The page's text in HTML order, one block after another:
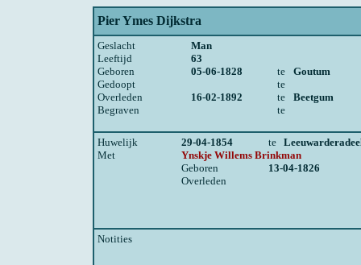
Pier Ymes Dijkstra
Geslacht
Man
Leeftijd
63
Geboren
05-06-1828 te
Goutum
Gedoopt
te
Overleden
16-02-1892 te
Beetgum
Begraven
te
Huwelijk 29-04-1854 te
Met
Ynskje Willems Brinkman
Geboren
13-04-1826
Overleden
Notities